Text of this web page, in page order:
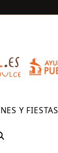
Y FIESTAS